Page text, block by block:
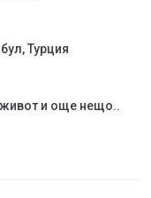
Турция
живот и още нещо..